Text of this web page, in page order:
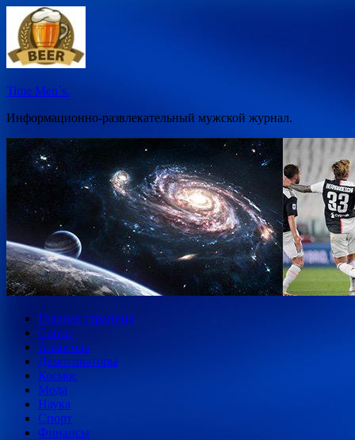
Перейти
содержимому
Time Men`s.
Информационно-развлекательный мужской журнал.
Главная страница
Games
Алкоголь
Демотиваторы
Космос
Мода
Наука
Спорт
Финансы